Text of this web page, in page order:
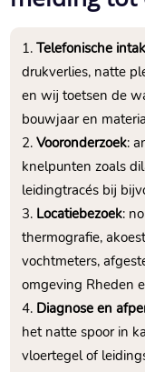
Telefonische
drukverlies, natte
en wij toetsen de
bouwjaar en
Vooronderzoek:
knelpunten zoals
leidingtracés bij
Locatiebezoek:
thermografie,
vochtmeters,
omgeving Rheden
Diagnose en
het natte spoor in
vloertegel of